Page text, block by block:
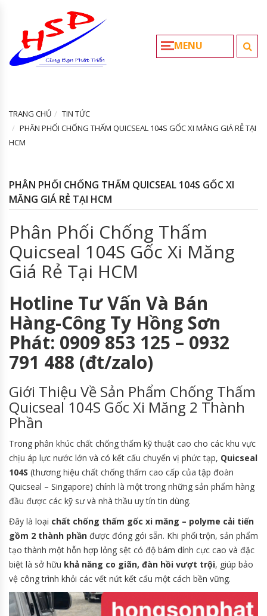
MENU
TRANG CHỦ
TIN TỨC
PHÂN PHỐI CHỐNG THẤM QUICSEAL 104S GỐC XI MĂNG GIÁ RẺ TẠI
HCM
PHÂN PHỐI CHỐNG THẤM QUICSEAL 104S GỐC XI
MĂNG GIÁ RẺ TẠI HCM
Phân Phối Chống Thấm
Quicseal 104S Gốc Xi Măng
Giá Rẻ Tại HCM
Hotline Tư Vấn Và Bán
Hàng-Công Ty Hồng Sơn
Phát: 0909 853 125 – 0932
791 488 (đt/zalo)
Giới Thiệu Về Sản Phẩm Chống Thấm
Quicseal 104S Gốc Xi Măng 2 Thành
Phần
Trong phân khúc chất chống thấm kỹ thuật cao cho các khu vực
chịu áp lực nước lớn và có kết cấu chuyển vị phức tạp, Quicseal
104S (thương hiệu chất chống thấm cao cấp của tập đoàn
Quicseal – Singapore) chính là một trong những sản phẩm hàng
đầu được các kỹ sư và nhà thầu uy tín tin dùng.
Đây là loại chất chống thấm gốc xi măng – polyme cải tiến
gồm 2 thành phần được đóng gói sẵn. Khi phối trộn, sản phẩm
tạo thành một hỗn hợp lỏng sệt có độ bám dính cực cao và đặc
biệt là sở hữu khả năng co giãn, đàn hồi vượt trội, giúp bảo
vệ công trình khỏi các vết nứt kết cấu một cách bền vững.